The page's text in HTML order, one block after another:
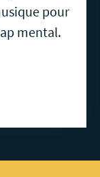
pour
mental.